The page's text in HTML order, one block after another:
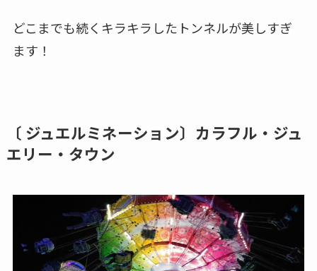
どこまでも続くキラキラしたトンネルが美しすぎ
ます！
〔 ジュエルミネーション〕カラフル・ジュ
エリー・タウン